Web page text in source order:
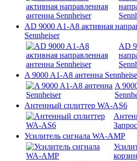
AD 9000 A1-A8 активная
Sennheiser
AD
A 9000 A1-A8 антенна
A
Антенный сплиттер WA-AS6
Усилитель сигнала WA-AMP